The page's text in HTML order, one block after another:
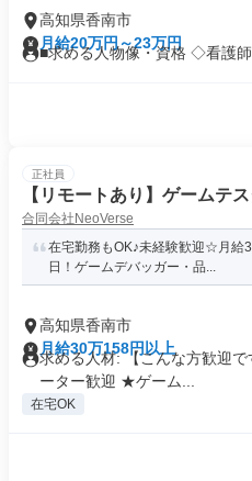
高知県香南市
月給20万円～23万円
■求める人物像・資格 ◇看護
正社員
【リモートあり】ゲームテ
合同会社NeoVerse
在宅勤務もOK♪未経験歓迎☆月給
日！ゲームデバッガー・品...
高知県香南市
月給30万158円以上
求める人材: 【こんな方歓迎
ーター歓迎 ★ゲーム...
在宅OK